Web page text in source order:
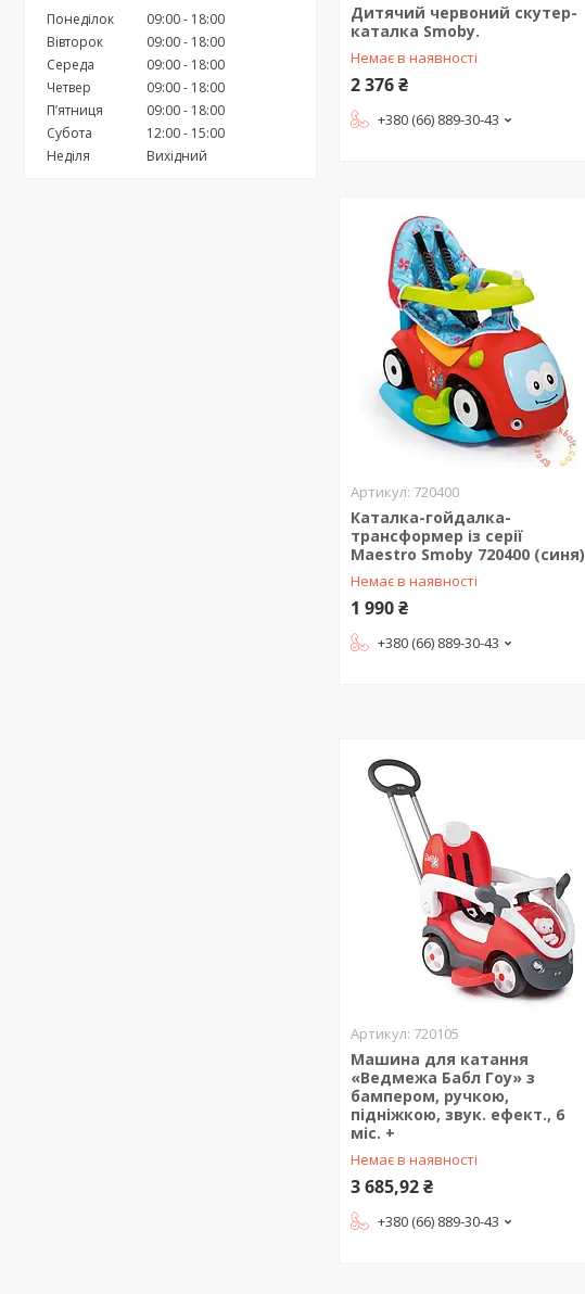
Понеділок 09:00
18:00
Вівторок
09:00
18:00
Середа
09:00
18:00
Четвер
09:00
18:00
Пʼятниця
09:00
18:00
Субота
12:00
15:00
Неділя
Вихідний
Дитячий червоний скутер-
каталка Smoby.
Немає в наявності
2 376 ₴
+380 (66) 889-30-43
720400
Каталка-гойдалка-
трансформер із серії
Maestro Smoby 720400 (синя)
Немає в наявності
1 990 ₴
+380 (66) 889-30-43
720105
Машина для катання
«Ведмежа Бабл Гоу» з
бампером, ручкою,
підніжкою, звук. ефект., 6
міс. +
Немає в наявності
3 685,92 ₴
+380 (66) 889-30-43